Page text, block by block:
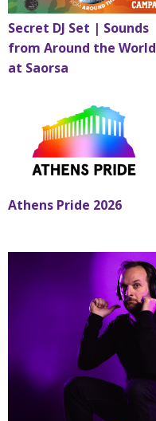
Secret DJ Set | Sounds
from Around the World
at Saorsa
Athens Pride 2026